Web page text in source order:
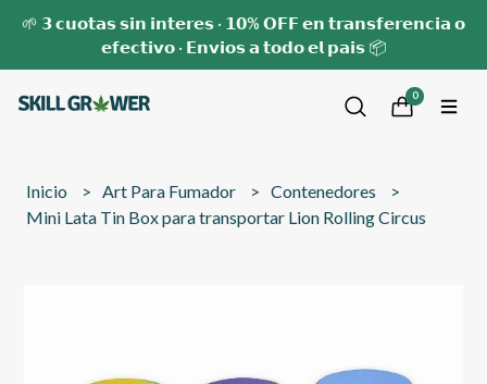
🌱 𝟯 𝗰𝘂𝗼𝘁𝗮𝘀 𝘀𝗶𝗻 𝗶𝗻𝘁𝗲𝗿𝗲𝘀 · 𝟭𝟬% 𝗢𝗙𝗙 𝗲𝗻 𝘁𝗿𝗮𝗻𝘀𝗳𝗲𝗿𝗲𝗻𝗰𝗶𝗮 𝗼
𝗲𝗳𝗲𝗰𝘁𝗶𝘃𝗼 · 𝗘𝗻𝘃𝗶𝗼𝘀 𝗮 𝘁𝗼𝗱𝗼 𝗲𝗹 𝗽𝗮𝗶𝘀 📦
0
Inicio Art Para Fumador
Contenedores
Mini Lata Tin Box para transportar Lion Rolling Circus